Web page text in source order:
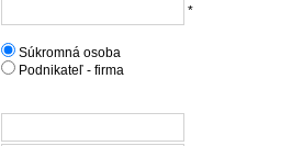
*
Súkromná osoba
Podnikateľ - firma